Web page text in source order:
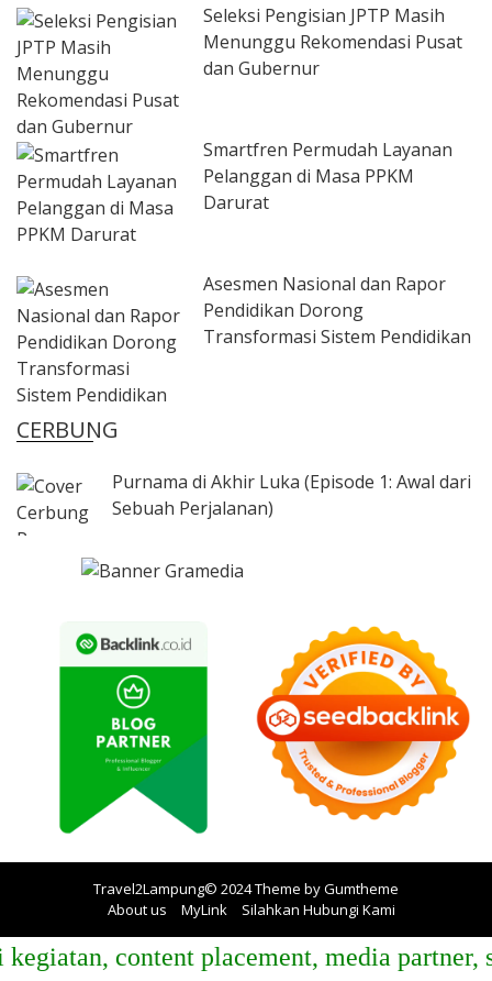
Seleksi Pengisian JPTP Masih
Menunggu Rekomendasi Pusat
dan Gubernur
Smartfren Permudah Layanan
Pelanggan di Masa PPKM
Darurat
Asesmen Nasional dan Rapor
Pendidikan Dorong
Transformasi Sistem Pendidikan
CERBUNG
Purnama di Akhir Luka (Episode 1: Awal dari
Sebuah Perjalanan)
Travel2Lampung© 2024 Theme byGumtheme
About us
MyLink Silahkan Hubungi Kami
content placement, media partner,